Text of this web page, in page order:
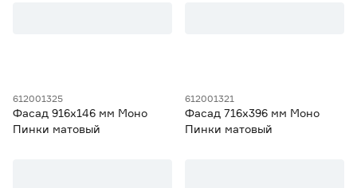
612001325
Фасад 916х146 мм Моно
Пинки матовый
612001321
Фасад 716х396 мм Моно
Пинки матовый